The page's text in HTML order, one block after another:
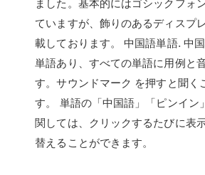
ていますが、飾りのあるディスプ
載しております。 中国語単語. 中
単語あり、すべての単語に用例と
す。サウンドマーク を押すと聞く
す。 単語の「中国語」「ピンイン
関しては、クリックするたびに表
替えることができます。